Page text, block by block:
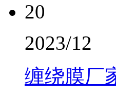
20
2023/12
缠绕膜厂